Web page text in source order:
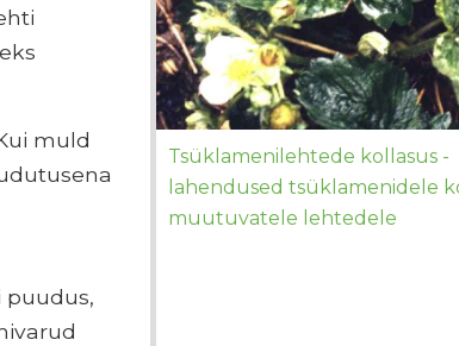
muld
puudus,
Tsüklamenilehtede kollasus -
lahendused tsüklamenidele
muutuvatele lehtedele